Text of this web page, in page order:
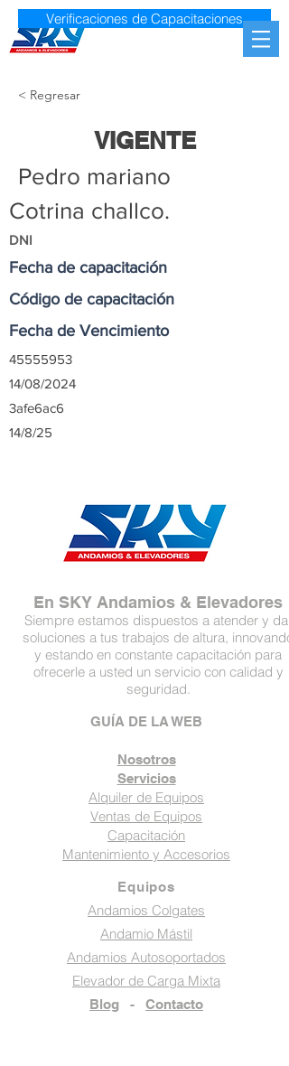
Verificaciones de Capacitaciones
< Regresar
VIGENTE
Pedro mariano
Cotrina challco.
DNI
Fecha de capacitación
Código de capacitación
Fecha de Vencimiento
45555953
14/08/2024
3afe6ac6
14/8/25
En SKY Andamios & Elevadores
Siempre estamos dispuestos a atender y dar
soluciones a tus trabajos de altura, innovando
y estando en constante capacitación para
ofrecerle a usted un servicio con calidad y
seguridad.
GUÍA DE LA WEB
Nosotros
Servicios
Alquiler de Equipos
Ventas de Equipos
Capacitación
Mantenimiento y Accesorios
Equipos
Andamios Colgates
Andamio Mástil
Andamios Autosoportados
Elevador de Carga Mixta
Blog - Contacto